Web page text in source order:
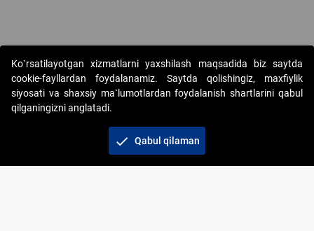
Copyright © 2017-2026. "Elektron onlayn-auksionlarni tashkil etish"
AJ. Barcha huquqlar himoyalangan
+998 71 202-21-11
Ko`rsatilayotgan xizmatlarni yaxshilash maqsadida biz saytda
cookie-fayllardan foydalanamiz. Saytda qolishingiz, maxfiylik
siyosati va shaxsiy ma`lumotlardan foydalanish shartlarini qabul
qilganingizni anglatadi.
check Qabul qilaman